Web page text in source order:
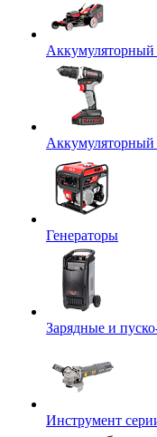
Аккумуляторный
Аккумуляторный
Генераторы
Зарядные и
Инструмент